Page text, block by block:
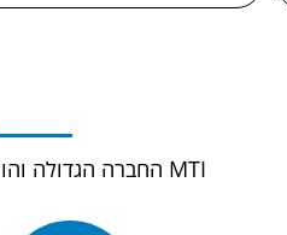
MTI החברה הגדולה והוותיקה בישראל מספקת לכם שירות ואיכות ללא פשרות